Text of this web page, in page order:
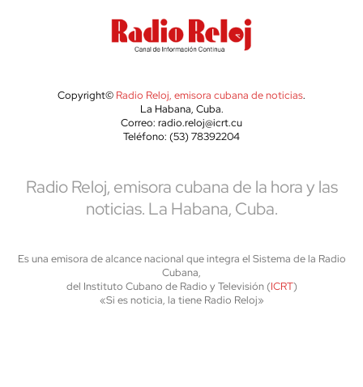
Copyright© Radio Reloj, emisora cubana de noticias.
La Habana, Cuba.
Correo: radio.reloj@icrt.cu
Teléfono: (53) 78392204
Radio Reloj, emisora cubana de la hora y las
noticias. La Habana, Cuba.
Es una emisora de alcance nacional que integra el Sistema de la Radio
Cubana,
del Instituto Cubano de Radio y Televisión (ICRT)
«Si es noticia, la tiene Radio Reloj»